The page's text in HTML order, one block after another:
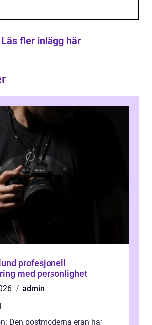
Läs fler inlägg här
med personlighet
admin
Den postmoderna eran har